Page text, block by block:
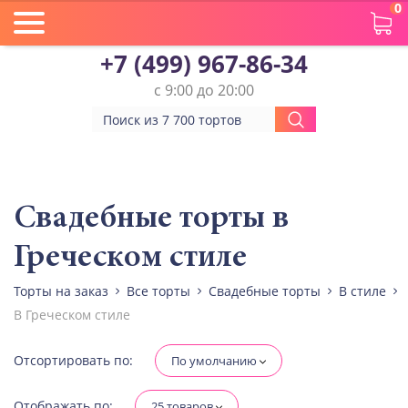
0
+7 (499) 967-86-34
с 9:00 до 20:00
Количество ярусов
Разные начинки для ярусов
Диабетическая-
Свадебные торты в
Греческом стиле
Торты на заказ Все торты Свадебные торты
В стиле
В Греческом стиле
Отсортировать по: По умолчанию